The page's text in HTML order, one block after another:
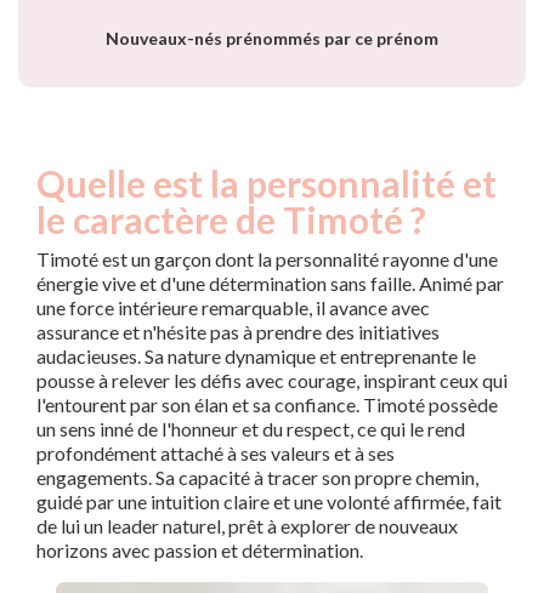
Nouveaux-nés prénommés par ce prénom
Quelle est la personnalité et
le caractère de Timoté ?
Timoté est un garçon dont la personnalité rayonne d'une
énergie vive et d'une détermination sans faille. Animé par
une force intérieure remarquable, il avance avec
assurance et n'hésite pas à prendre des initiatives
audacieuses. Sa nature dynamique et entreprenante le
pousse à relever les défis avec courage, inspirant ceux qui
l'entourent par son élan et sa confiance. Timoté possède
un sens inné de l'honneur et du respect, ce qui le rend
profondément attaché à ses valeurs et à ses
engagements. Sa capacité à tracer son propre chemin,
guidé par une intuition claire et une volonté affirmée, fait
de lui un leader naturel, prêt à explorer de nouveaux
horizons avec passion et détermination.